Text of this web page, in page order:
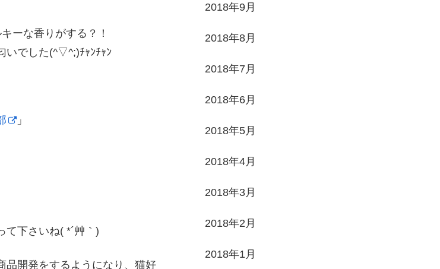
ーな香りがする？！
いでした(^▽^;)ﾁｬﾝﾁｬﾝ
」
下さいね( *´艸｀)
品開発をするようになり、猫好
2018年9月
2018年8月
2018年7月
2018年6月
2018年5月
2018年4月
2018年3月
2018年2月
2018年1月